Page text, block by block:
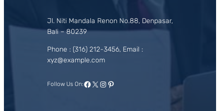
Jl. Niti Mandala Renon No.88, Denpasar,
Bali – 80239
Phone : (316) 212-3456, Email :
xyz@example.com
Follow Us On:Facebook
X Instagram
Pinterest